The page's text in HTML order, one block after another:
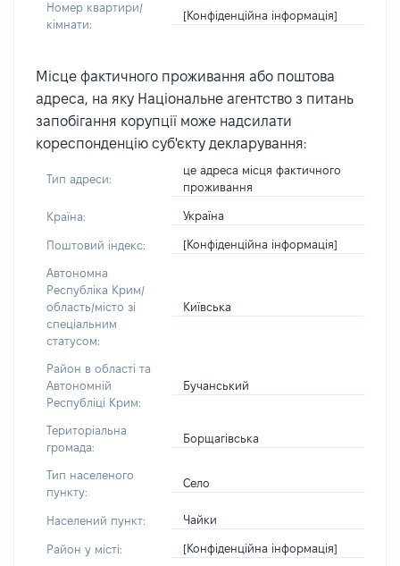
Номер квартири/
кімнати:
[Конфіденційна інформація]
Місце фактичного проживання або поштова
адреса, на яку Національне агентство з питань
запобігання корупції може надсилати
кореспонденцію суб'єкту декларування:
Тип адреси:
це адреса місця фактичного
проживання
Країна: Україна
Поштовий індекс: [Конфіденційна інформація]
Автономна
Республіка Крим/
область/місто зі
спеціальним
статусом:
Київська
Район в області та
Автономній
Республіці Крим:
Бучанський
Територіальна
громада:
Борщагівська
Тип населеного
пункту:
Село
Населений пункт: Чайки
Район у місті: [Конфіденційна інформація]